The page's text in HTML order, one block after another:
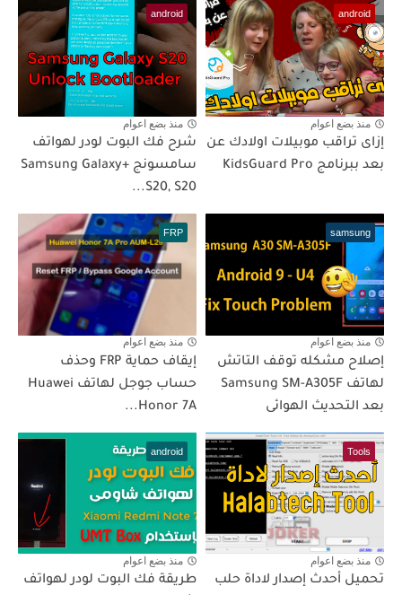
android
منذ بضع اعوام
إزاى تراقب موبيلات اولادك عن
بعد ببرنامج KidsGuard Pro
android
منذ بضع اعوام
شرح فك البوت لودر لهواتف
سامسونج +Samsung Galaxy
S20, S20...
samsung
منذ بضع اعوام
إصلاح مشكله توقف التاتش
لهاتف Samsung SM-A305F
بعد التحديث الهوائى
FRP
منذ بضع اعوام
إيقاف حماية FRP وحذف
حساب جوجل لهاتف Huawei
Honor 7A...
Tools
منذ بضع اعوام
تحميل أحدث إصدار لاداة حلب
android
منذ بضع اعوام
طريقة فك البوت لودر لهواتف